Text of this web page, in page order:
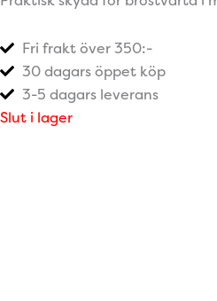
Fri frakt över 350:-
30 dagars öppet köp
3-5 dagars leverans
Slut i lager